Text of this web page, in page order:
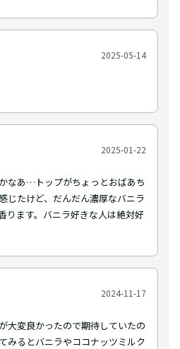
2025-05-14
2025-01-22
なあ…トップがちょっとおばあち
じたけど、だんだん濃厚なバニラ
ります。バニラ好きな人は絶対好
2024-11-17
大変良かったので期待していたの
みるとバニラやココナッツミルク